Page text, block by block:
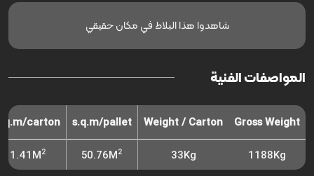
شاهدوا هذا البلاط في مكان حقيقي
المواصفات الفنية
Gross Weight
Weight / Carton
s.q.m/pallet
carton
1188Kg
33Kg
50.76M2
1.41M2